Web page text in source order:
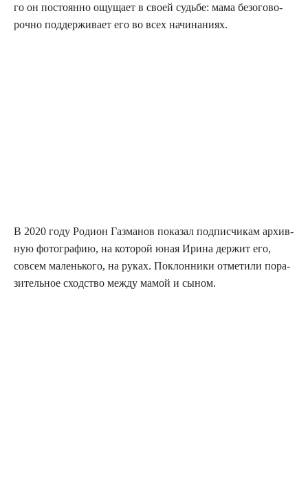
го он посто­ян­но ощу­ща­ет в сво­ей судь­бе: мама без­ого­во­
роч­но под­дер­жи­ва­ет его во всех начинаниях.
В 2020 году Роди­он Газ­ма­нов пока­зал под­пис­чи­кам архив­
ную фото­гра­фию, на кото­рой юная Ири­на дер­жит его,
совсем малень­ко­го, на руках. Поклон­ни­ки отме­ти­ли пора­
зи­тель­ное сход­ство меж­ду мамой и сыном.